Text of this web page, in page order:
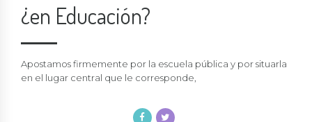
¿en Educación?
Apostamos firmemente por la escuela pública y por situarla
en el lugar central que le corresponde,